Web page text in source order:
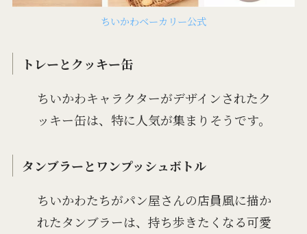
ちいかわベーカリー公式
トレーとクッキー缶
ちいかわキャラクターがデザインされたク
ッキー缶は、特に人気が集まりそうです。
タンブラーとワンプッシュボトル
ちいかわたちがパン屋さんの店員風に描か
れたタンブラーは、持ち歩きたくなる可愛